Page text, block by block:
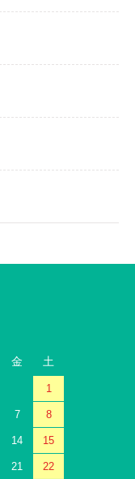
金 土
1
7 8
14 15
21 22